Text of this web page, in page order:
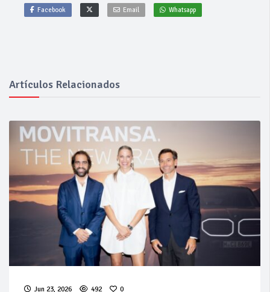
Facebook Email Whatsapp
Artículos Relacionados
Jun 23, 2026 492 0